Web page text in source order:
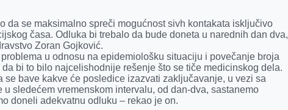
da se maksimalno spreči mogućnost sivh kontakata isključivo
časa. Odluka bi trebalo da bude doneta u narednih dan dva,
Zoran Gojković.
u odnosu na epidemiološku situaciju i povečanje broja
bi to bilo najcelishodnije rešenje što se tiče medicinskog dela.
se bave kakve će posledice izazvati zaključavanje, u vezi sa
sledećem vremenskom intervalu, od dan-dva, sastanemo
doneli adekvatnu odluku – rekao je on.